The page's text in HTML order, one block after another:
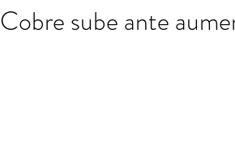
Cobre sube ante